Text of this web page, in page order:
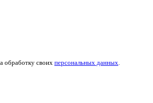
обработку своих персональных данных.